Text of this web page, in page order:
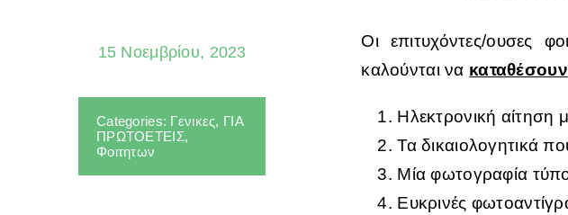
15 Νοεμβρίου, 2023
Categories: Γενικες, ΓΙΑ
ΠΡΩΤΟΕΤΕΙΣ,
Φοιτητων
Οι επιτυχόντες/ουσες
καλούνται να καταθέσουν
Ηλεκτρονική αίτηση
Τα δικαιολογητικά
Μία φωτογραφία
Ευκρινές